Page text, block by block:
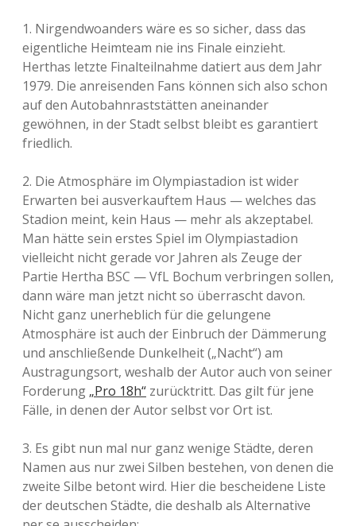
1. Nirgendwoanders wäre es so sicher, dass das
eigentliche Heimteam nie ins Finale einzieht.
Herthas letzte Finalteilnahme datiert aus dem Jahr
1979. Die anreisenden Fans können sich also schon
auf den Autobahnraststätten aneinander
gewöhnen, in der Stadt selbst bleibt es garantiert
friedlich.
2. Die Atmosphäre im Olympiastadion ist wider
Erwarten bei ausverkauftem Haus — welches das
Stadion meint, kein Haus — mehr als akzeptabel.
Man hätte sein erstes Spiel im Olympiastadion
vielleicht nicht gerade vor Jahren als Zeuge der
Partie Hertha BSC — VfL Bochum verbringen sollen,
dann wäre man jetzt nicht so überrascht davon.
Nicht ganz unerheblich für die gelungene
Atmosphäre ist auch der Einbruch der Dämmerung
und anschließende Dunkelheit („Nacht“) am
Austragungsort, weshalb der Autor auch von seiner
Forderung „Pro 18h“ zurücktritt. Das gilt für jene
Fälle, in denen der Autor selbst vor Ort ist.
3. Es gibt nun mal nur ganz wenige Städte, deren
Namen aus nur zwei Silben bestehen, von denen die
zweite Silbe betont wird. Hier die bescheidene Liste
der deutschen Städte, die deshalb als Alternative